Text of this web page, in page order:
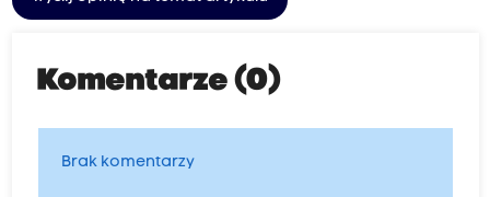
Komentarze (0)
Brak komentarzy